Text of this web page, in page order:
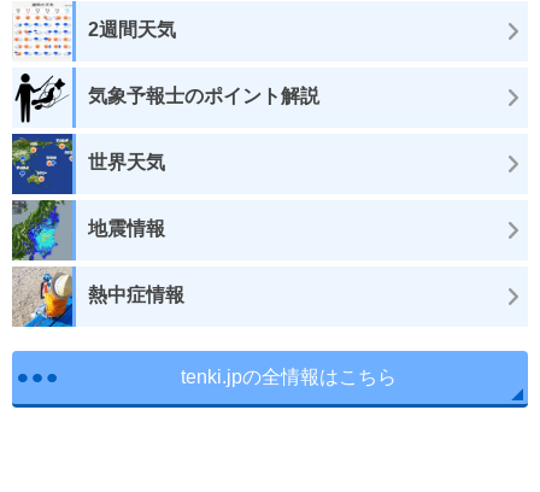
2週間天気
気象予報士のポイント解説
世界天気
地震情報
熱中症情報
tenki.jpの全情報はこちら